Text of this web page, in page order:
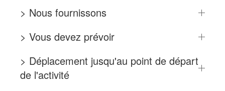
> Nous fournissons
> Vous devez prévoir
> Déplacement jusqu'au point de départ
de l'activité